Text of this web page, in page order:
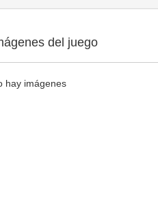
del juego
hay imágenes